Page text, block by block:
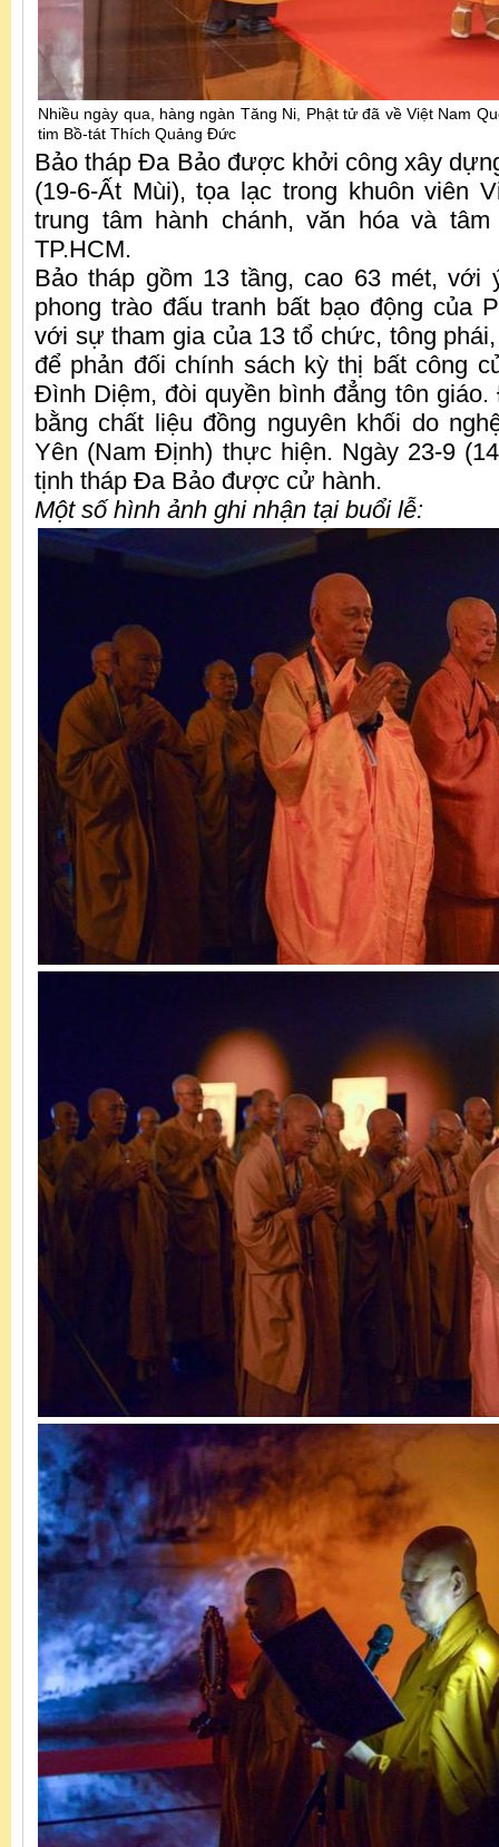
Nhiều ngày qua, hàng ngàn Tăng Ni, Phật tử đã về Việt Nam
tim Bồ-tát Thích Quảng Đức
Bảo tháp Đa Bảo được khởi công xây
(19-6-Ất Mùi), tọa lạc trong khuôn viên
trung tâm hành chánh, văn hóa và
TP.HCM.
Bảo tháp gồm 13 tầng, cao 63 mét, với
phong trào đấu tranh bất bạo động của
với sự tham gia của 13 tổ chức, tông
để phản đối chính sách kỳ thị bất công
Đình Diệm, đòi quyền bình đẳng tôn
bằng chất liệu đồng nguyên khối do
Yên (Nam Định) thực hiện. Ngày 23-9
tịnh tháp Đa Bảo được cử hành.
Một số hình ảnh ghi nhận tại buổi lễ: